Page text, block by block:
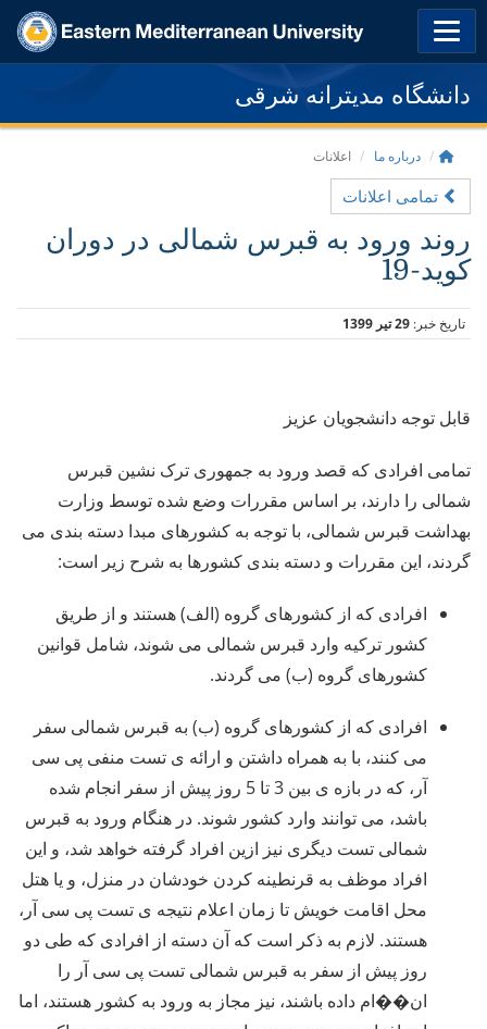
دانشگاه مدیترانه شرقی
درباره ما اعلانات
تمامی اعلانات
روند ورود به قبرس شمالی در دوران
کوید-19
تاریخ خبر: 29 تیر 1399
قابل توجه دانشجویان عزیز
تمامی افرادی که قصد ورود به جمهوری ترک نشین قبرس
شمالی را دارند، بر اساس مقررات وضع شده توسط وزارت
بهداشت قبرس شمالی، با توجه به کشورهای مبدا دسته بندی می
گردند، این مقررات و دسته بندی کشورها به شرح زیر است:
افرادی که از کشورهای گروه (الف) هستند و از طریق
کشور ترکیه وارد قبرس شمالی می شوند، شامل قوانین
کشورهای گروه (ب) می گردند.
افرادی که از کشورهای گروه (ب) به قبرس شمالی سفر
می کنند، با به همراه داشتن و ارائه ی تست منفی پی سی
آر، که در بازه ی بین 3 تا 5 روز پیش از سفر انجام شده
باشد، می توانند وارد کشور شوند. در هنگام ورود به قبرس
شمالی تست دیگری نیز ازین افراد گرفته خواهد شد، و این
افراد موظف به قرنطینه کردن خودشان در منزل، و یا هتل
محل اقامت خویش تا زمان اعلام نتیجه ی تست پی سی آر،
هستند. لازم به ذکر است که آن دسته از افرادی که طی دو
روز پیش از سفر به قبرس شمالی تست پی سی آر را
ان��ام داده باشند، نیز مجاز به ورود به کشور هستند، اما